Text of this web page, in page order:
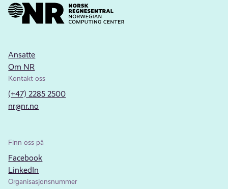
Ansatte
Om NR
Kontakt oss
(+47) 2285 2500
nr@nr.no
Finn oss på
Facebook
LinkedIn
Organisasjonsnummer